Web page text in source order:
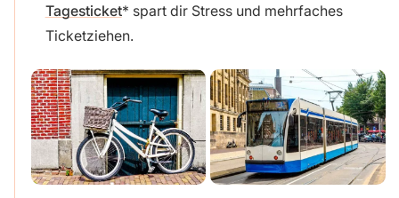
Tagesticket
spart dir Stress und mehrfaches
Ticketziehen.